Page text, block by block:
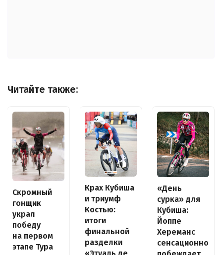
Читайте также:
Скромный
гонщик
украл
победу
на первом
этапе Тура
Крах Кубиша
и триумф
Костью:
итоги
финальной
разделки
«День
сурка» для
Кубиша:
Йоппе
Хереманс
сенсационно